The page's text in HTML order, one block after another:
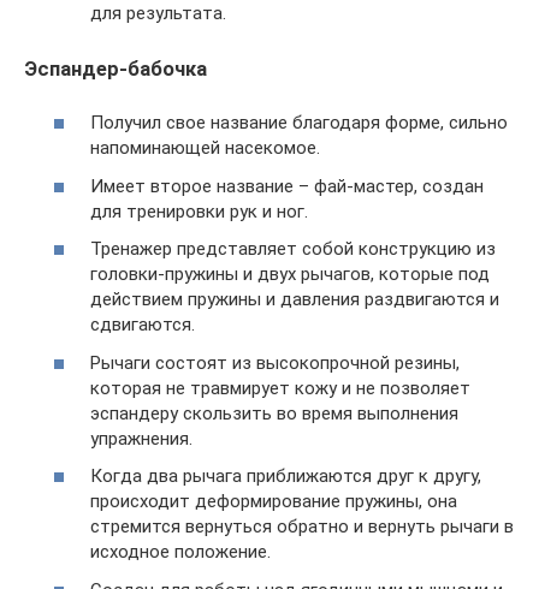
для результата.
Эспандер-бабочка
Получил свое название благодаря форме, сильно
напоминающей насекомое.
Имеет второе название – фай-мастер, создан
для тренировки рук и ног.
Тренажер представляет собой конструкцию из
головки-пружины и двух рычагов, которые под
действием пружины и давления раздвигаются и
сдвигаются.
Рычаги состоят из высокопрочной резины,
которая не травмирует кожу и не позволяет
эспандеру скользить во время выполнения
упражнения.
Когда два рычага приближаются друг к другу,
происходит деформирование пружины, она
стремится вернуться обратно и вернуть рычаги в
исходное положение.